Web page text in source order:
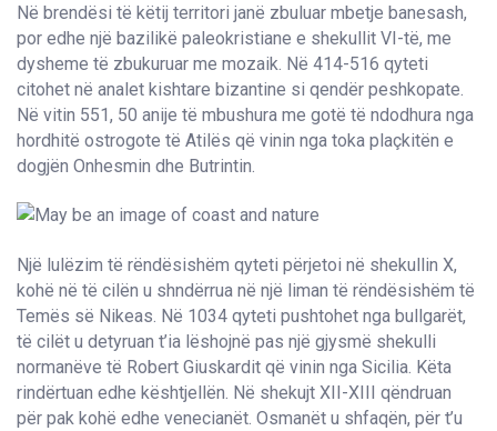
Në brendësi të këtij territori janë zbuluar mbetje banesash,
por edhe një bazilikë paleokristiane e shekullit VI-të, me
dysheme të zbukuruar me mozaik. Në 414-516 qyteti
citohet në analet kishtare bizantine si qendër peshkopate.
Në vitin 551, 50 anije të mbushura me gotë të ndodhura nga
hordhitë ostrogote të Atilës që vinin nga toka plaçkitën e
dogjën Onhesmin dhe Butrintin.
Një lulëzim të rëndësishëm qyteti përjetoi në shekullin X,
kohë në të cilën u shndërrua në një liman të rëndësishëm të
Temës së Nikeas. Në 1034 qyteti pushtohet nga bullgarët,
të cilët u detyruan t’ia lëshojnë pas një gjysmë shekulli
normanëve të Robert Giuskardit që vinin nga Sicilia. Këta
rindërtuan edhe kështjellën. Në shekujt XII-XIII qëndruan
për pak kohë edhe venecianët. Osmanët u shfaqën, për t’u